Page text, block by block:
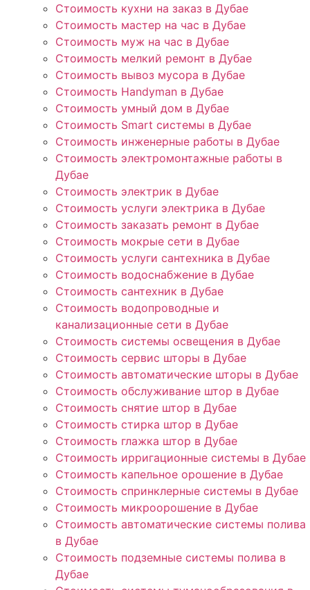
Стоимость кухни на заказ в Дубае
Стоимость мастер на час в Дубае
Стоимость муж на час в Дубае
Стоимость мелкий ремонт в Дубае
Стоимость вывоз мусора в Дубае
Стоимость Handyman в Дубае
Стоимость умный дом в Дубае
Стоимость Smart системы в Дубае
Стоимость инженерные работы в Дубае
Стоимость электромонтажные работы в
Дубае
Стоимость электрик в Дубае
Стоимость услуги электрика в Дубае
Стоимость заказать ремонт в Дубае
Стоимость мокрые сети в Дубае
Стоимость услуги сантехника в Дубае
Стоимость водоснабжение в Дубае
Стоимость сантехник в Дубае
Стоимость водопроводные и
канализационные сети в Дубае
Стоимость системы освещения в Дубае
Стоимость сервис шторы в Дубае
Стоимость автоматические шторы в Дубае
Стоимость обслуживание штор в Дубае
Стоимость снятие штор в Дубае
Стоимость стирка штор в Дубае
Стоимость глажка штор в Дубае
Стоимость ирригационные системы в Дубае
Стоимость капельное орошение в Дубае
Стоимость спринклерные системы в Дубае
Стоимость микроорошение в Дубае
Стоимость автоматические системы полива
в Дубае
Стоимость подземные системы полива в
Дубае